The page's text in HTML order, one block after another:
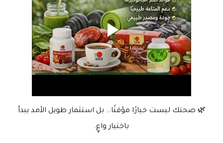
🌿 صحتك ليست خيارًا مؤقتًا… بل استثمار طويل الأمد يبدأ
باختيار واعٍ.